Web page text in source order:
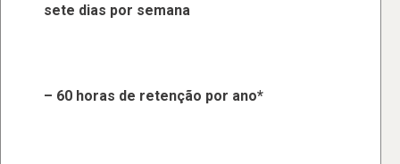
sete dias por semana
– 60 horas de retenção por ano*